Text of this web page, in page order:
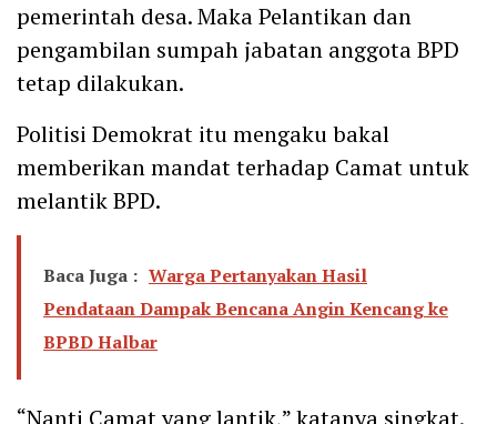
pemerintah desa. Maka Pelantikan dan
pengambilan sumpah jabatan anggota BPD
tetap dilakukan.
Politisi Demokrat itu mengaku bakal
memberikan mandat terhadap Camat untuk
melantik BPD.
Baca Juga : Warga Pertanyakan Hasil
Pendataan Dampak Bencana Angin Kencang ke
BPBD Halbar
“Nanti Camat yang lantik,” katanya singkat.